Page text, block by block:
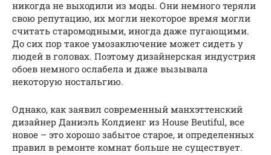
никогда не выходили из моды. Они немного теряли
свою репутацию, их могли некоторое время могли
считать старомодными, иногда даже пугающими.
До сих пор такое умозаключение может сидеть у
людей в головах. Поэтому дизайнерская индустрия
обоев немного ослабела и даже вызывала
некоторую ностальгию.
Однако, как заявил современный манхэттенский
дизайнер Даниэль Колдиенг из House Beutiful, все
новое – это хорошо забытое старое, и определенных
правил в ремонте комнат больше не существует.